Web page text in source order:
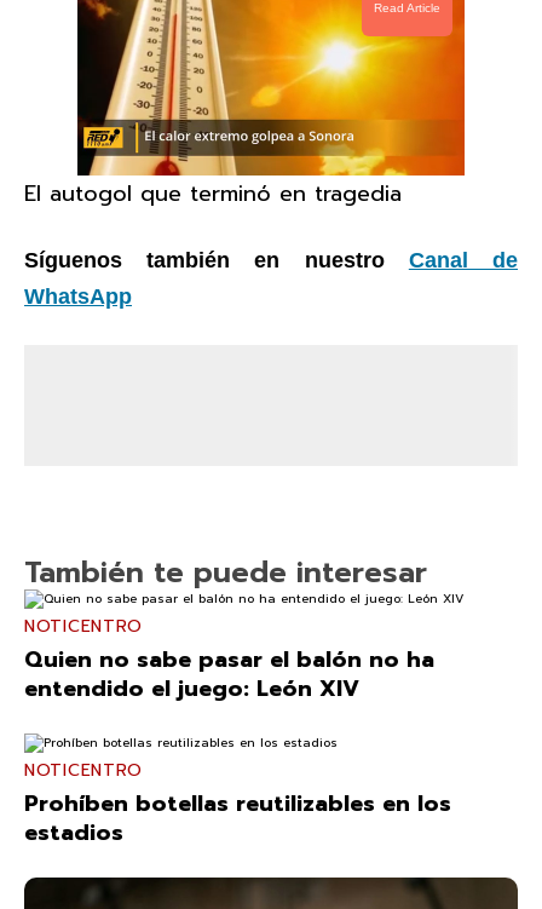
Read Article
El autogol que terminó en tragedia
Síguenos también en nuestro Canal de
WhatsApp
También te puede interesar
NOTICENTRO
Quien no sabe pasar el balón no ha
entendido el juego: León XIV
NOTICENTRO
Prohíben botellas reutilizables en los
estadios